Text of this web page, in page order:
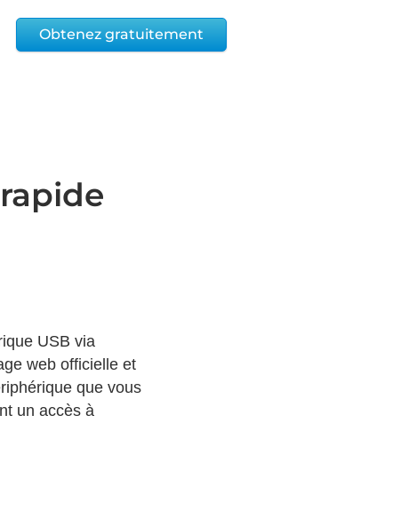
Obtenez gratuitement
USB via
web officielle et
que vous
un accès à